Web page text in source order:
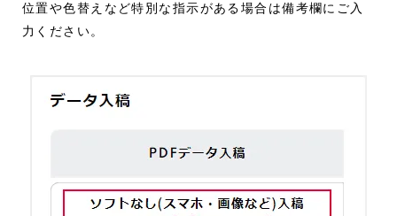
位置や色替えなど特別な指示がある場合は備考欄にご入
力ください。